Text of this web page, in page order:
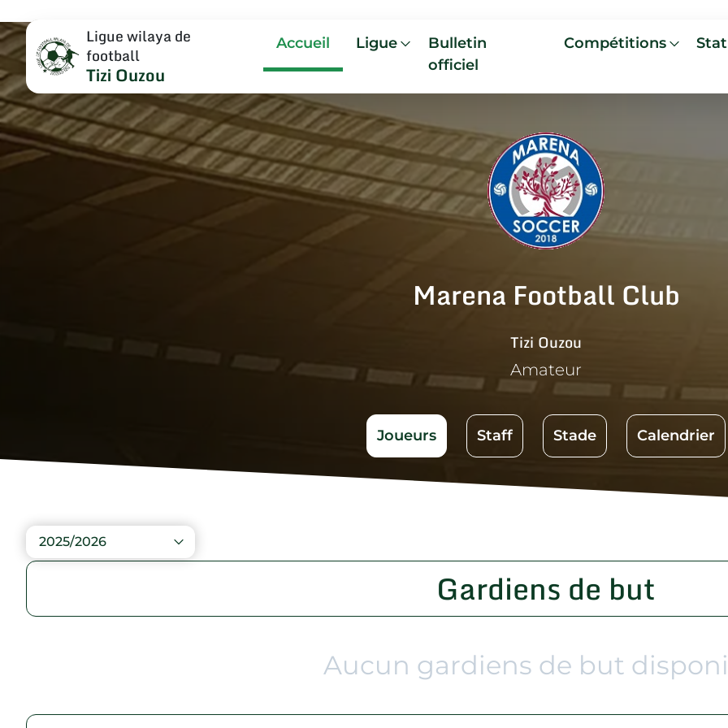
Ligue wilaya de
football
Tizi Ouzou
Accueil Ligue
Bulletin
officiel
Compétitions
Marena Football Club
Tizi Ouzou
Amateur
Joueurs Staff Stade Calendrier
2025/2026
Gardiens de but
Aucun gardiens de but